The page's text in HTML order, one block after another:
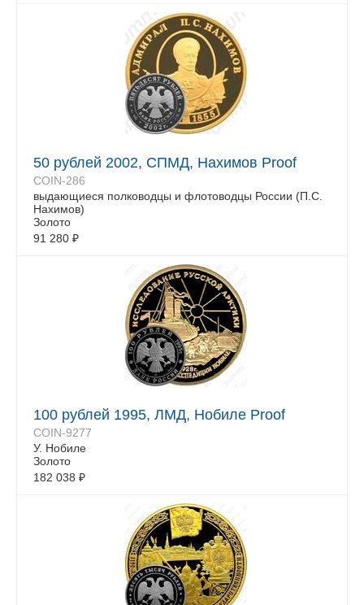
50 рублей 2002, СПМД, Нахимов Proof
COIN-286
выдающиеся полководцы и флотоводцы России (П.С.
Нахимов)
Золото
91 280 ₽
100 рублей 1995, ЛМД, Нобиле Proof
COIN-9277
У. Нобиле
Золото
182 038 ₽